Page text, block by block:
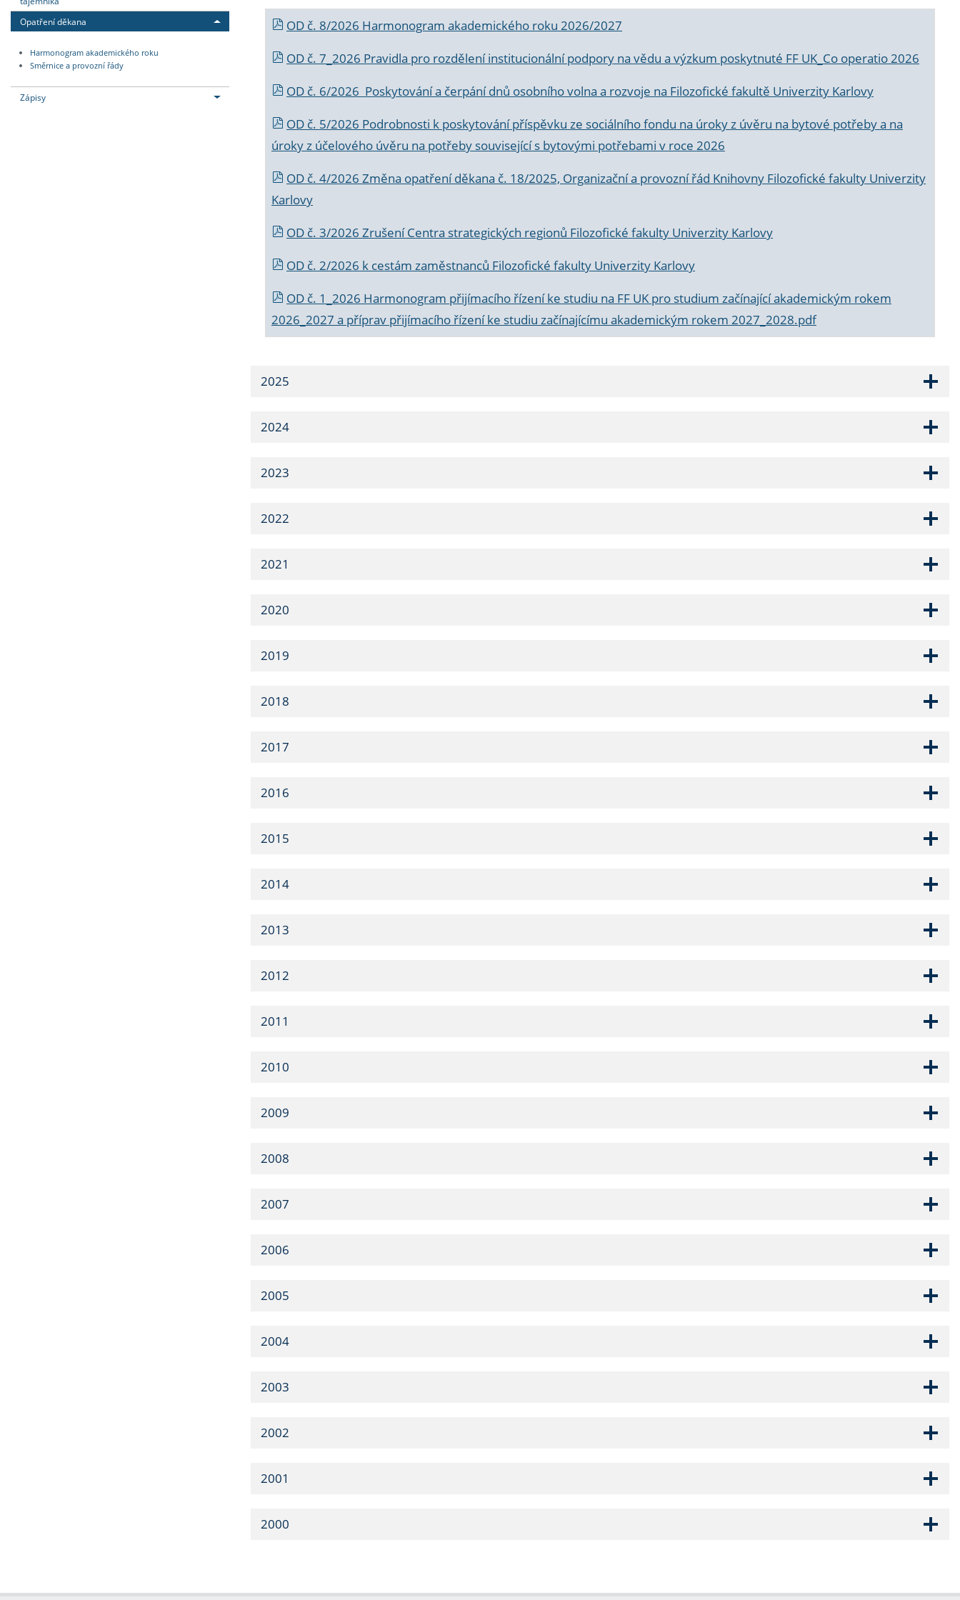
Opatření děkana
Harmonogram akademického roku
Směrnice a provozní řády
Zápisy
OD č. 8/2026 Harmonogram akademického roku 2026/2027
OD č. 7_2026 Pravidla pro rozdělení institucionální podpory na vědu a výzkum poskytnuté FF UK_Co operatio 2026
OD č. 6/2026 Poskytování a čerpání dnů osobního volna a rozvoje na Filozofické fakultě Univerzity Karlovy
OD č. 5/2026 Podrobnosti k poskytování příspěvku ze sociálního fondu na úroky z úvěru na bytové potřeby a na
úroky z účelového úvěru na potřeby související s bytovými potřebami v roce 2026
OD č. 4/2026 Změna opatření děkana č. 18/2025, Organizační a provozní řád Knihovny Filozofické fakulty Univerzity
Karlovy
OD č. 3/2026 Zrušení Centra strategických regionů Filozofické fakulty Univerzity Karlovy
OD č. 2/2026 k cestám zaměstnanců Filozofické fakulty Univerzity Karlovy
OD č. 1_2026 Harmonogram přijímacího řízení ke studiu na FF UK pro studium začínající akademickým rokem
2026_2027 a příprav přijímacího řízení ke studiu začínajícímu akademickým rokem 2027_2028.pdf
2025
2024
2023
2022
2021
2020
2019
2018
2017
2016
2015
2014
2013
2012
2011
2010
2009
2008
2007
2006
2005
2004
2003
2002
2001
2000